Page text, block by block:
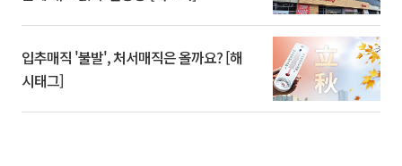
입추매직 '불발', 처서매직은 올까요? [해
시태그]